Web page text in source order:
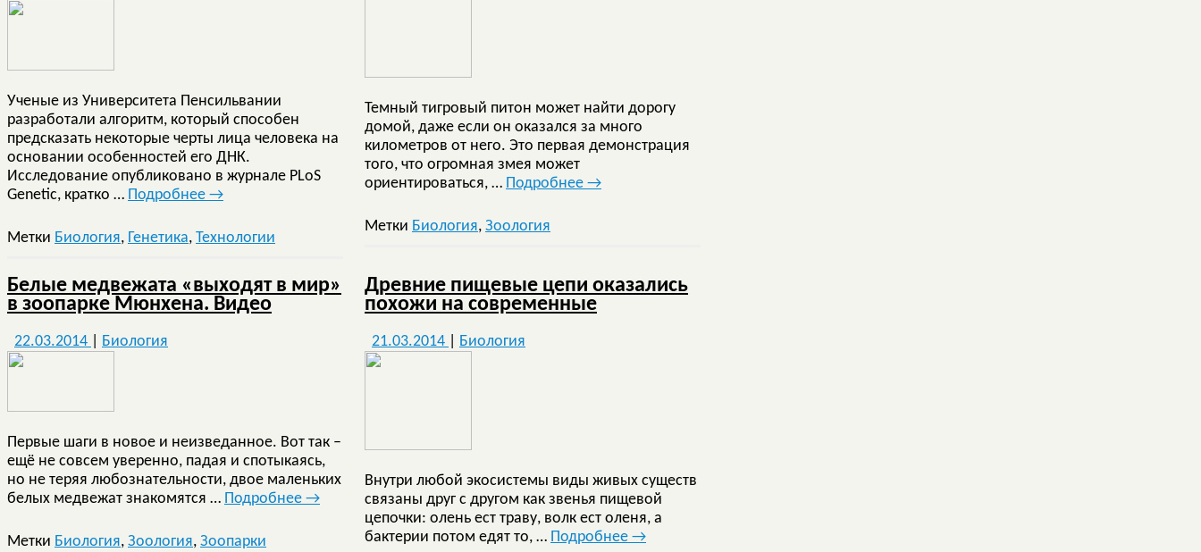
Ученые из Университета Пенсильвании
разработали алгоритм, который способен
предсказать некоторые черты лица человека на
основании особенностей его ДНК.
Исследование опубликовано в журнале PLoS
Genetic, кратко … Подробнее →
Метки Биология, Генетика, Технологии
Темный тигровый питон может найти дорогу
домой, даже если он оказался за много
километров от него. Это первая демонстрация
того, что огромная змея может
ориентироваться, … Подробнее →
Метки Биология, Зоология
Белые медвежата «выходят в мир»
в зоопарке Мюнхена. Видео
22.03.2014 Биология
Первые шаги в новое и неизведанное. Вот так –
ещё не совсем уверенно, падая и спотыкаясь,
но не теряя любознательности, двое маленьких
белых медвежат знакомятся … Подробнее →
Метки Биология, Зоология, Зоопарки
Древние пищевые цепи оказались
похожи на современные
21.03.2014 Биология
Внутри любой экосистемы виды живых существ
связаны друг с другом как звенья пищевой
цепочки: олень ест траву, волк ест оленя, а
бактерии потом едят то, … Подробнее →